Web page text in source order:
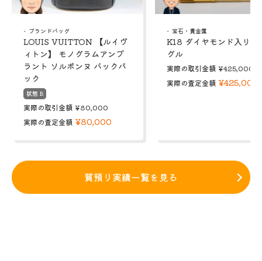
ブランドバッグ
LOUIS VUITTON 【ルイヴ
ィトン】 モノグラムアンプ
ラント ソルボンヌ バックパ
ック
状態 B
実際の取引金額 ¥80,000
実際の査定金額 ¥80,000
宝石・貴金属
K18 ダイヤモンド入り
グル
実際の取引金額 ¥425,000
実際の査定金額 ¥425,000
質預り実績一覧を見る